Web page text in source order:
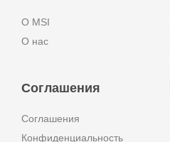
О MSI
О нас
Соглашения
Соглашения
Конфиденциальность